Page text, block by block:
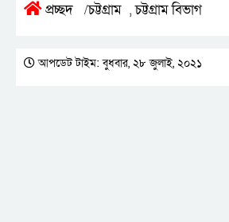
প্রচ্ছদ /চট্টগ্রাম ,চট্টগ্রাম বিভাগ
আপডেট টাইম: বুধবার, ২৮ জুলাই, ২০২১